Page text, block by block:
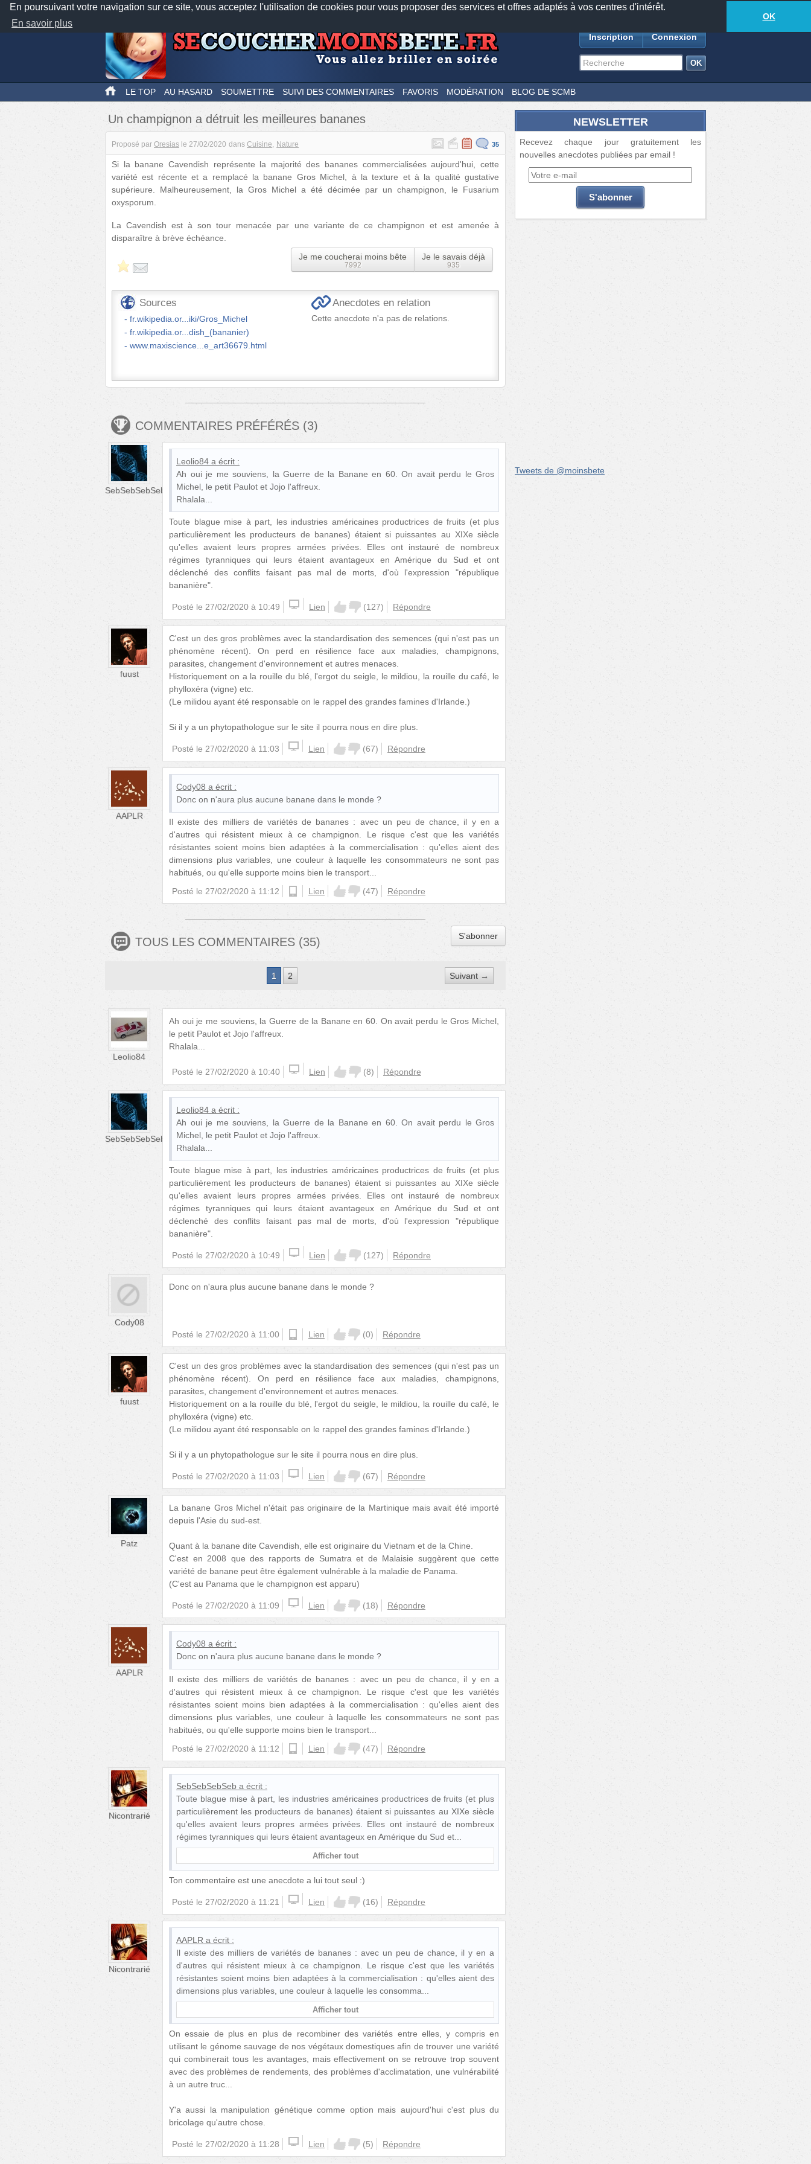
En poursuivant votre navigation sur ce site, vous acceptez l'utilisation de cookies pour vous proposer des services et offres adaptés à vos centres d'intérêt.
En savoir plus
OK
Nos applications mobiles Newsletter Facebook
TwitterFeeds18885anecdotes-533lecteurs connectés
Inscription Connexion
LE TOP AU HASARD SOUMETTRE SUIVI DES COMMENTAIRES FAVORIS MODÉRATION BLOG DE SCMB
Un champignon a détruit les meilleures bananes
Proposé par Oresias le 27/02/2020 dans Cuisine Nature 35
Si la banane Cavendish représente la majorité des bananes commercialisées aujourd'hui, cette
variété est récente et a remplacé la banane Gros Michel, à la texture et à la qualité gustative
supérieure. Malheureusement, la Gros Michel a été décimée par un champignon, le Fusarium
oxysporum.
La Cavendish est à son tour menacée par une variante de ce champignon et est amenée à
disparaître à brève échéance.
Je me coucherai moins bête
7992
Je le savais déjà
935
Sources
fr.wikipedia.or...iki/Gros_Michel
fr.wikipedia.or...dish_(bananier)
www.maxiscience...e_art36679.html
Anecdotes en relation
Cette anecdote n'a pas de relations.
COMMENTAIRES PRÉFÉRÉS (3)
SebSebSebSeb
Leolio84 a écrit :
Ah oui je me souviens, la Guerre de la Banane en 60. On avait perdu le Gros
Michel, le petit Paulot et Jojo l'affreux.
Rhalala...
Toute blague mise à part, les industries américaines productrices de fruits (et plus
particulièrement les producteurs de bananes) étaient si puissantes au XIXe siècle
qu'elles avaient leurs propres armées privées. Elles ont instauré de nombreux
régimes tyranniques qui leurs étaient avantageux en Amérique du Sud et ont
déclenché des conflits faisant pas mal de morts, d'où l'expression "république
bananière".
Posté le 27/02/2020 à 10:49 Lien (127) Répondre
fuust
C'est un des gros problèmes avec la standardisation des semences (qui n'est pas un
phénomène récent). On perd en résilience face aux maladies, champignons,
parasites, changement d'environnement et autres menaces.
Historiquement on a la rouille du blé, l'ergot du seigle, le mildiou, la rouille du café, le
phylloxéra (vigne) etc.
(Le milidou ayant été responsable on le rappel des grandes famines d'Irlande.)
Si il y a un phytopathologue sur le site il pourra nous en dire plus.
Posté le 27/02/2020 à 11:03 Lien (67) Répondre
AAPLR
Cody08 a écrit :
Donc on n'aura plus aucune banane dans le monde ?
Il existe des milliers de variétés de bananes : avec un peu de chance, il y en a
d'autres qui résistent mieux à ce champignon. Le risque c'est que les variétés
résistantes soient moins bien adaptées à la commercialisation : qu'elles aient des
dimensions plus variables, une couleur à laquelle les consommateurs ne sont pas
habitués, ou qu'elle supporte moins bien le transport...
Posté le 27/02/2020 à 11:12 androidLien (47) Répondre
TOUS LES COMMENTAIRES (35) S'abonner
1 2 Suivant →
Leolio84
Ah oui je me souviens, la Guerre de la Banane en 60. On avait perdu le Gros Michel,
le petit Paulot et Jojo l'affreux.
Rhalala...
Posté le 27/02/2020 à 10:40 Lien (8) Répondre
SebSebSebSeb
Leolio84 a écrit :
Ah oui je me souviens, la Guerre de la Banane en 60. On avait perdu le Gros
Michel, le petit Paulot et Jojo l'affreux.
Rhalala...
Toute blague mise à part, les industries américaines productrices de fruits (et plus
particulièrement les producteurs de bananes) étaient si puissantes au XIXe siècle
qu'elles avaient leurs propres armées privées. Elles ont instauré de nombreux
régimes tyranniques qui leurs étaient avantageux en Amérique du Sud et ont
déclenché des conflits faisant pas mal de morts, d'où l'expression "république
bananière".
Posté le 27/02/2020 à 10:49 Lien (127) Répondre
Cody08
Donc on n'aura plus aucune banane dans le monde ?
Posté le 27/02/2020 à 11:00 androidLien (0) Répondre
fuust
C'est un des gros problèmes avec la standardisation des semences (qui n'est pas un
phénomène récent). On perd en résilience face aux maladies, champignons,
parasites, changement d'environnement et autres menaces.
Historiquement on a la rouille du blé, l'ergot du seigle, le mildiou, la rouille du café, le
phylloxéra (vigne) etc.
(Le milidou ayant été responsable on le rappel des grandes famines d'Irlande.)
Si il y a un phytopathologue sur le site il pourra nous en dire plus.
Posté le 27/02/2020 à 11:03 Lien (67) Répondre
Patz
La banane Gros Michel n'était pas originaire de la Martinique mais avait été importé
depuis l'Asie du sud-est.
Quant à la banane dite Cavendish, elle est originaire du Vietnam et de la Chine.
C'est en 2008 que des rapports de Sumatra et de Malaisie suggèrent que cette
variété de banane peut être également vulnérable à la maladie de Panama.
(C'est au Panama que le champignon est apparu)
Posté le 27/02/2020 à 11:09 Lien (18) Répondre
AAPLR
Cody08 a écrit :
Donc on n'aura plus aucune banane dans le monde ?
Il existe des milliers de variétés de bananes : avec un peu de chance, il y en a
d'autres qui résistent mieux à ce champignon. Le risque c'est que les variétés
résistantes soient moins bien adaptées à la commercialisation : qu'elles aient des
dimensions plus variables, une couleur à laquelle les consommateurs ne sont pas
habitués, ou qu'elle supporte moins bien le transport...
Posté le 27/02/2020 à 11:12 androidLien (47) Répondre
Nicontrarié
SebSebSebSeb a écrit :
Toute blague mise à part, les industries américaines productrices de fruits (et plus
particulièrement les producteurs de bananes) étaient si puissantes au XIXe siècle
qu'elles avaient leurs propres armées privées. Elles ont instauré de nombreux
régimes tyranniques qui leurs étaient avantageux en Amérique du Sud et
Afficher tout
Ton commentaire est une anecdote a lui tout seul :)
Posté le 27/02/2020 à 11:21 Lien (16) Répondre
Nicontrarié
AAPLR a écrit :
Il existe des milliers de variétés de bananes : avec un peu de chance, il y en a
d'autres qui résistent mieux à ce champignon. Le risque c'est que les variétés
résistantes soient moins bien adaptées à la commercialisation : qu'elles aient des
dimensions plus variables, une couleur à laquelle les consomma
Afficher tout
On essaie de plus en plus de recombiner des variétés entre elles, y compris en
utilisant le génome sauvage de nos végétaux domestiques afin de trouver une variété
qui combinerait tous les avantages, mais effectivement on se retrouve trop souvent
avec des problèmes de rendements, des problèmes d'acclimatation, une vulnérabilité
à un autre truc...
Y'a aussi la manipulation génétique comme option mais aujourd'hui c'est plus du
bricolage qu'autre chose.
Posté le 27/02/2020 à 11:28 Lien (5) Répondre
NEWSLETTER
Recevez chaque jour gratuitement les
nouvelles anecdotes publiées par email !
Tweets de @moinsbete